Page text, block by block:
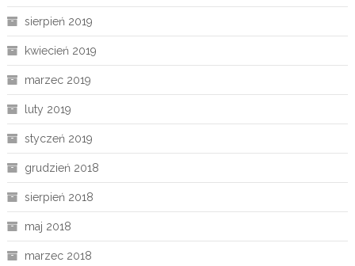
sierpień 2019
kwiecień 2019
marzec 2019
luty 2019
styczeń 2019
grudzień 2018
sierpień 2018
maj 2018
marzec 2018